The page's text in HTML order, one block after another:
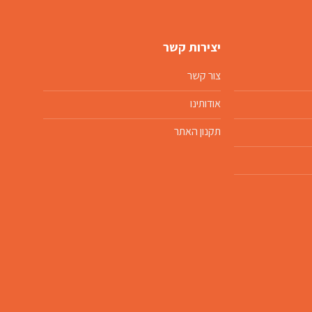
יצירות קשר
צור קשר
אודותינו
תקנון האתר